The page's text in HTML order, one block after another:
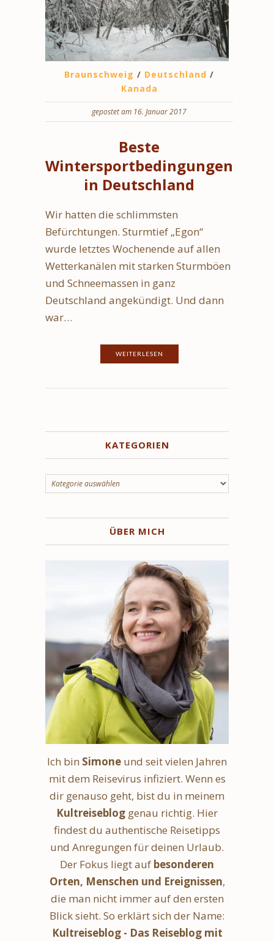
Braunschweig / Deutschland /
Kanada
gepostet am 16. Januar 2017
Beste
Wintersportbedingungen
in Deutschland
Wir hatten die schlimmsten
Befürchtungen. Sturmtief „Egon“
wurde letztes Wochenende auf allen
Wetterkanälen mit starken Sturmböen
und Schneemassen in ganz
Deutschland angekündigt. Und dann
war…
WEITERLESEN
KATEGORIEN
Kategorien
ÜBER MICH
Ich bin Simone und seit vielen Jahren
mit dem Reisevirus infiziert. Wenn es
dir genauso geht, bist du in meinem
Kultreiseblog genau richtig. Hier
findest du authentische Reisetipps
und Anregungen für deinen Urlaub.
Der Fokus liegt auf besonderen
Orten, Menschen und Ereignissen,
die man nicht immer auf den ersten
Blick sieht. So erklärt sich der Name:
Kultreiseblog - Das Reiseblog mit